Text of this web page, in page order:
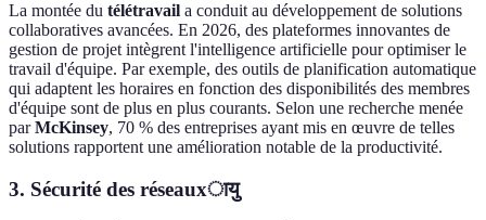
La montée du télétravail a conduit au développement de solutions
collaboratives avancées. En 2026, des plateformes innovantes de
gestion de projet intègrent l'intelligence artificielle pour optimiser le
travail d'équipe. Par exemple, des outils de planification automatique
qui adaptent les horaires en fonction des disponibilités des membres
d'équipe sont de plus en plus courants. Selon une recherche menée
parMcKinsey, 70 % des entreprises ayant mis en œuvre de telles
solutions rapportent une amélioration notable de la productivité.
3. Sécurité des réseauxायु